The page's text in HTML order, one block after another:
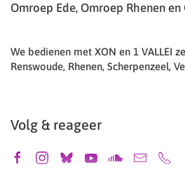
Omroep Ede, Omroep Rhenen
We bedienen met XON en 1 VALLEI
Renswoude, Rhenen, Scherpenzeel,
Volg & reageer